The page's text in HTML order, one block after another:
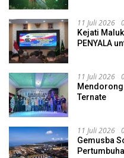
11 Juli 2026
Kejati
PENYALA
11 Juli 2026
Ternate
11 Juli 2026
Gemusba